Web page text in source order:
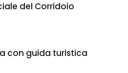
del Corridoio
con guida turistica